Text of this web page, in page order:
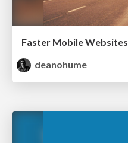
Faster Mobile Websites
deanohume